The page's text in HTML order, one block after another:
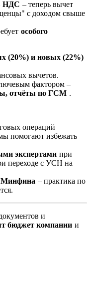
НДС – теперь вычет
с доходом свыше
особого
(20%) и новых (22%)
вычетов.
фактором –
отчёты по ГСМ .
операций
помогают избежать
экспертами при
переходе с УСН на
Минфина – практика по
и
бюджет компании и